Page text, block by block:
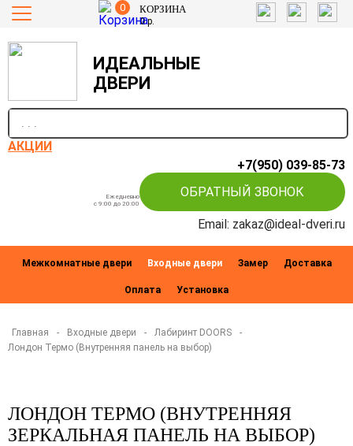
0 КОРЗИНА
0р.
ИДЕАЛЬНЫЕ
ДВЕРИ
АКЦИИ
+7(950) 039-85-73
Ежедневно
c 9:00 до 20:00
ОБРАТНЫЙ ЗВОНОК
Email: zakaz@ideal-dveri.ru
Межкомнатные двери Входные двери Замер Доставка
Оплата Установка
Главная - Входные двери - Лабиринт DOORS
-
Лондон Термо (Внутренняя панель на выбор)
ЛОНДОН ТЕРМО (ВНУТРЕННЯЯ
ЗЕРКАЛЬНАЯ ПАНЕЛЬ НА ВЫБОР)